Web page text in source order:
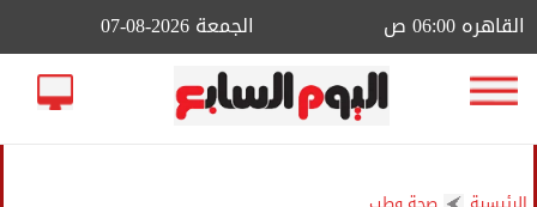
الجمعة 2026-08-07 القاهره 06:00 ص